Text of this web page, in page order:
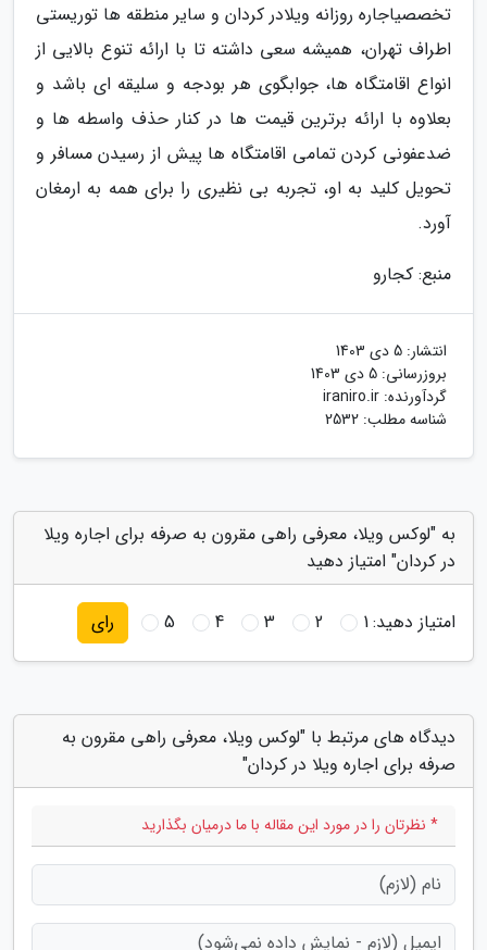
تخصصیاجاره روزانه ویلادر کردان و سایر منطقه ها توریستی
اطراف تهران، همیشه سعی داشته تا با ارائه تنوع بالایی از
انواع اقامتگاه ها، جوابگوی هر بودجه و سلیقه ای باشد و
بعلاوه با ارائه برترین قیمت ها در کنار حذف واسطه ها و
ضدعفونی کردن تمامی اقامتگاه ها پیش از رسیدن مسافر و
تحویل کلید به او، تجربه بی نظیری را برای همه به ارمغان
آورد.
منبع: کجارو
انتشار: 5 دی 1403
بروزرسانی: 5 دی 1403
گردآورنده: iraniro.ir
شناسه مطلب: 2532
به "لوکس ویلا، معرفی راهی مقرون به صرفه برای اجاره ویلا
در کردان" امتیاز دهید
امتیاز دهید:1
2
3
4
5 رای
دیدگاه های مرتبط با "لوکس ویلا، معرفی راهی مقرون به
صرفه برای اجاره ویلا در کردان"
* نظرتان را در مورد این مقاله با ما درمیان بگذارید